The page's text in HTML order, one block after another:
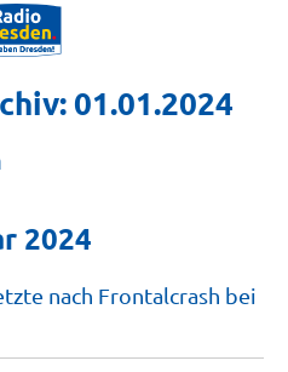
01.01.2024
2024
nach Frontalcrash bei